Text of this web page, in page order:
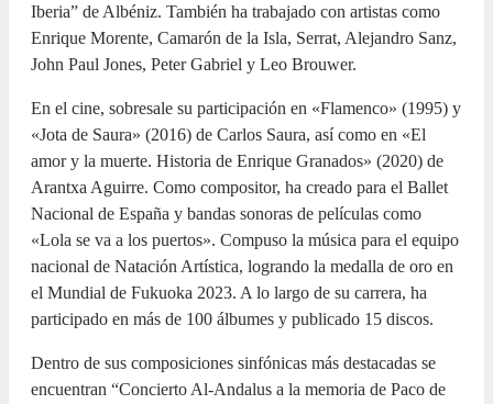
Iberia” de Albéniz. También ha trabajado con artistas como
Enrique Morente, Camarón de la Isla, Serrat, Alejandro Sanz,
John Paul Jones, Peter Gabriel y Leo Brouwer.
En el cine, sobresale su participación en «Flamenco» (1995) y
«Jota de Saura» (2016) de Carlos Saura, así como en «El
amor y la muerte. Historia de Enrique Granados» (2020) de
Arantxa Aguirre. Como compositor, ha creado para el Ballet
Nacional de España y bandas sonoras de películas como
«Lola se va a los puertos». Compuso la música para el equipo
nacional de Natación Artística, logrando la medalla de oro en
el Mundial de Fukuoka 2023. A lo largo de su carrera, ha
participado en más de 100 álbumes y publicado 15 discos.
Dentro de sus composiciones sinfónicas más destacadas se
encuentran “Concierto Al-Andalus a la memoria de Paco de